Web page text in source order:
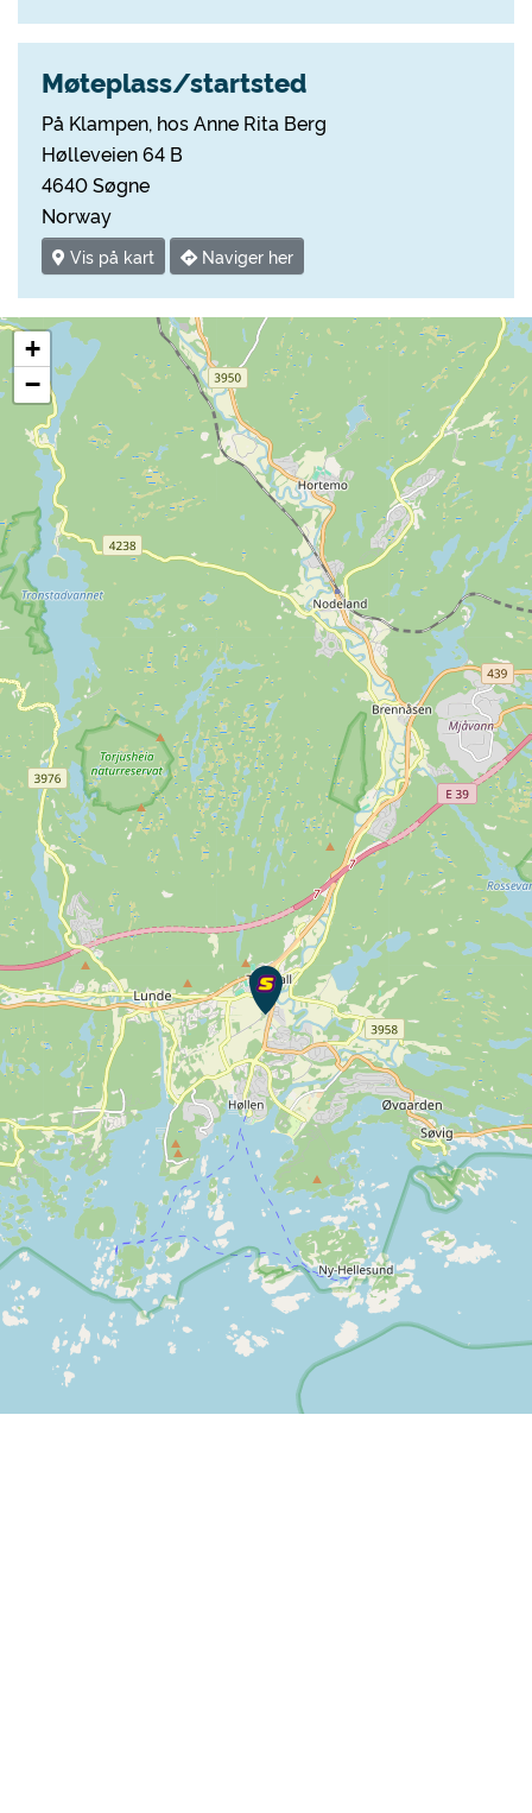
Møteplass/startsted
På Klampen, hos Anne Rita Berg
Hølleveien 64 B
4640 Søgne
Norway
Vis på kart Naviger her
+
−